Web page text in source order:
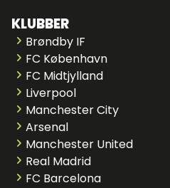
KLUBBER
Brøndby IF
FC København
FC Midtjylland
Liverpool
Manchester City
Arsenal
Manchester United
Real Madrid
FC Barcelona